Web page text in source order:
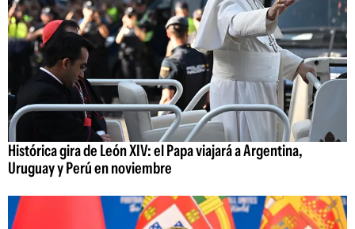
Histórica gira de León XIV: el Papa viajará a Argentina,
Uruguay y Perú en noviembre